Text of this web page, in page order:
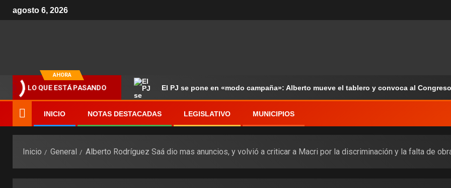
agosto 6, 2026
AHORA
LO QUE ESTÁ PASANDO El PJ se pone en «modo campaña»: Alberto mueve el tablero y convoca al
INICIO NOTAS DESTACADAS LEGISLATIVO MUNICIPIOS
Inicio General Alberto Rodríguez Saá dio mas anuncios, y volvió a criticar a Macri por la discriminación y la falta de